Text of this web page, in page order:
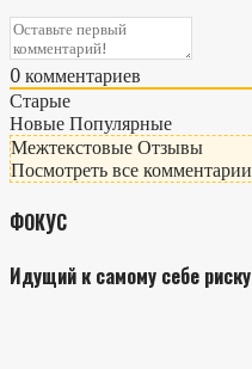
0 комментариев
Старые
Новые Популярные
Межтекстовые Отзывы
Посмотреть все комментарии
ФОКУС
Идущий к самому себе